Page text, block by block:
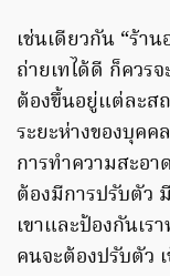
เช่นเดียวกัน “ร้า
ถ่ายเทได้ดี ก็ควร
ต้องขึ้นอยู่แต่ละส
ระยะห่างของบุค
การทำความสะอ
ต้องมีการปรับตัว
เขาและป้องกันเ
คนจะต้องปรับตัว